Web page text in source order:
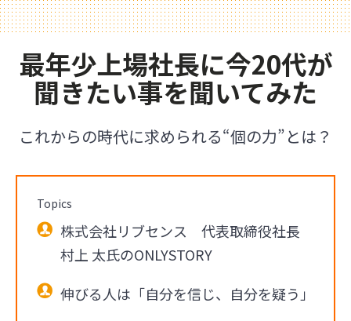
最年少上場社長に今20代が
聞きたい事を聞いてみた
これからの時代に求められる“個の力”とは？
Topics
株式会社リブセンス 代表取締役社長
村上 太氏のONLYSTORY
伸びる人は「自分を信じ、自分を疑う」